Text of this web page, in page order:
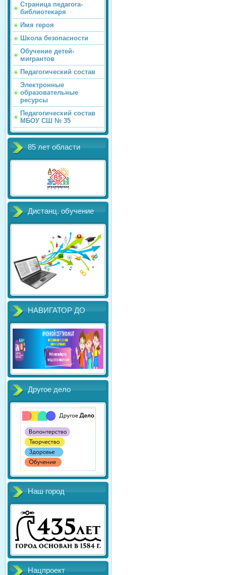
Страница педагога-
библиотекаря
Имя героя
Школа безопасности
Обучение детей-
мигрантов
Педагогический состав
Электронные
образовательные
ресурсы
Педагогический состав
МБОУ СШ № 35
85 лет области
Дистанц. обучение
НАВИГАТОР ДО
Другое дело
Наш город
Нацпроект